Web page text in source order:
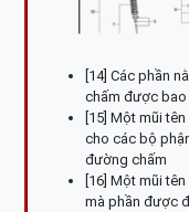
[14] Các phần
chấm được
[15] Một mũi
cho các bộ
đường chấm
[16] Một mũi
mà phần được